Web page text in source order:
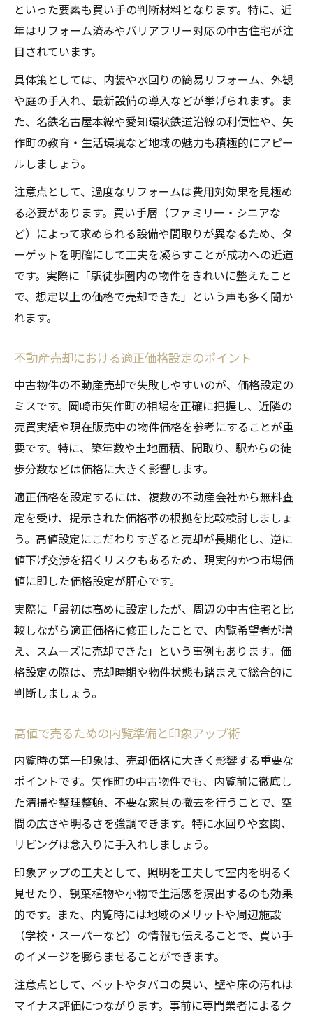
といった要素も買い手の判断材料となります。特に、近
年はリフォーム済みやバリアフリー対応の中古住宅が注
目されています。
具体策としては、内装や水回りの簡易リフォーム、外観
や庭の手入れ、最新設備の導入などが挙げられます。ま
た、名鉄名古屋本線や愛知環状鉄道沿線の利便性や、矢
作町の教育・生活環境など地域の魅力も積極的にアピー
ルしましょう。
注意点として、過度なリフォームは費用対効果を見極め
る必要があります。買い手層（ファミリー・シニアな
ど）によって求められる設備や間取りが異なるため、タ
ーゲットを明確にして工夫を凝らすことが成功への近道
です。実際に「駅徒歩圏内の物件をきれいに整えたこと
で、想定以上の価格で売却できた」という声も多く聞か
れます。
不動産売却における適正価格設定のポイント
中古物件の不動産売却で失敗しやすいのが、価格設定の
ミスです。岡崎市矢作町の相場を正確に把握し、近隣の
売買実績や現在販売中の物件価格を参考にすることが重
要です。特に、築年数や土地面積、間取り、駅からの徒
歩分数などは価格に大きく影響します。
適正価格を設定するには、複数の不動産会社から無料査
定を受け、提示された価格帯の根拠を比較検討しましょ
う。高値設定にこだわりすぎると売却が長期化し、逆に
値下げ交渉を招くリスクもあるため、現実的かつ市場価
値に即した価格設定が肝心です。
実際に「最初は高めに設定したが、周辺の中古住宅と比
較しながら適正価格に修正したことで、内覧希望者が増
え、スムーズに売却できた」という事例もあります。価
格設定の際は、売却時期や物件状態も踏まえて総合的に
判断しましょう。
高値で売るための内覧準備と印象アップ術
内覧時の第一印象は、売却価格に大きく影響する重要な
ポイントです。矢作町の中古物件でも、内覧前に徹底し
た清掃や整理整頓、不要な家具の撤去を行うことで、空
間の広さや明るさを強調できます。特に水回りや玄関、
リビングは念入りに手入れしましょう。
印象アップの工夫として、照明を工夫して室内を明るく
見せたり、観葉植物や小物で生活感を演出するのも効果
的です。また、内覧時には地域のメリットや周辺施設
（学校・スーパーなど）の情報も伝えることで、買い手
のイメージを膨らませることができます。
注意点として、ペットやタバコの臭い、壁や床の汚れは
マイナス評価につながります。事前に専門業者によるク